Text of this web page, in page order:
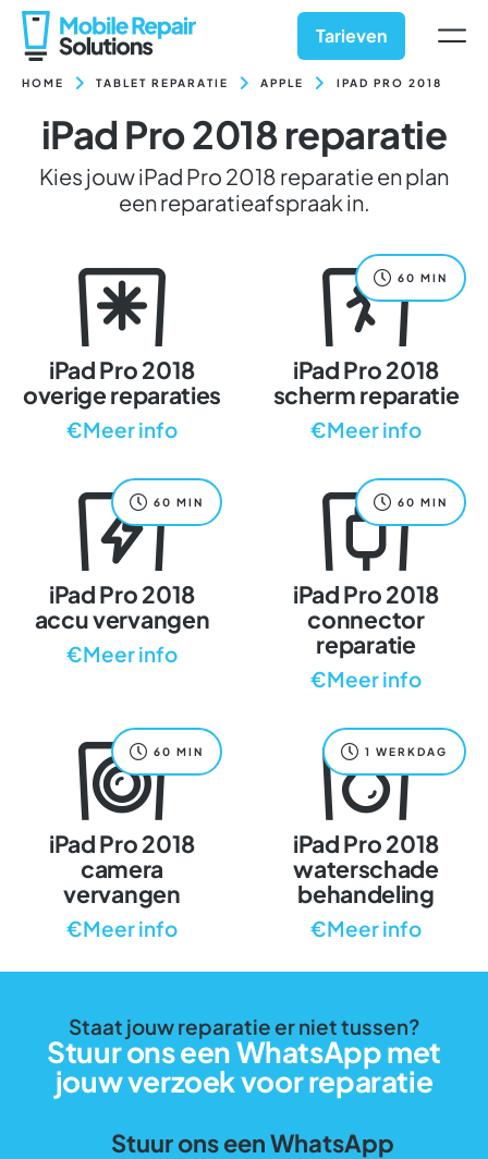
naar
inhoud
Tarieven
HOME TABLET REPARATIE APPLE IPAD PRO 2018
iPad Pro 2018 reparatie
Kies jouw iPad Pro 2018 reparatie en plan
een reparatieafspraak in.
iPad Pro 2018
overige reparaties
€Meer info
60 MIN
iPad Pro 2018
scherm reparatie
€Meer info
60 MIN
iPad Pro 2018
accu vervangen
€Meer info
60 MIN
iPad Pro 2018
connector
reparatie
€Meer info
60 MIN
iPad Pro 2018
camera
vervangen
€Meer info
1 WERKDAG
iPad Pro 2018
waterschade
behandeling
€Meer info
Staat jouw reparatie er niet tussen?
Stuur ons een WhatsApp met
jouw verzoek voor reparatie
Stuur ons een WhatsApp